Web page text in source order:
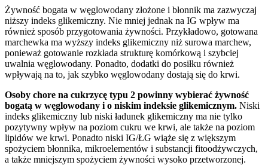
Żywność bogata w węglowodany złożone i błonnik ma zazwyczaj
niższy indeks glikemiczny. Nie mniej jednak na IG wpływ ma
również sposób przygotowania żywności. Przykładowo, gotowana
marchewka ma wyższy indeks glikemiczny niż surowa marchew,
ponieważ gotowanie rozkłada strukturę komórkową i szybciej
uwalnia węglowodany. Ponadto, dodatki do posiłku również
wpływają na to, jak szybko węglowodany dostają się do krwi.
Osoby chore na cukrzycę typu 2 powinny wybierać żywność
bogatą w węglowodany i o niskim indeksie glikemicznym. Niski
indeks glikemiczny lub niski ładunek glikemiczny ma nie tylko
pozytywny wpływ na poziom cukru we krwi, ale także na poziom
lipidów we krwi. Ponadto niski IG/ŁG wiąże się z większym
spożyciem błonnika, mikroelementów i substancji fitoodżywczych,
a także mniejszym spożyciem żywności wysoko przetworzonej.